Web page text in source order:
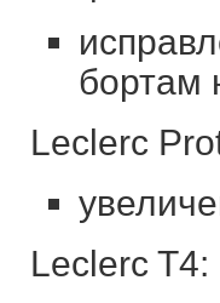
бортам
Leclerc
Leclerc T4: